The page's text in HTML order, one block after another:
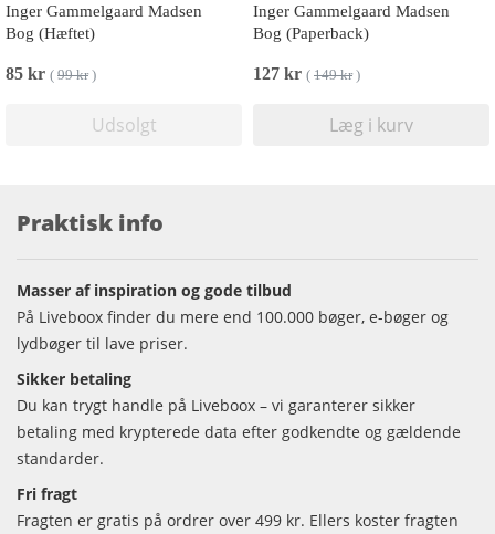
Inger Gammelgaard Madsen
Bog (Hæftet)
85 kr ( 99 kr)
Udsolgt
Inger Gammelgaard Madsen
Bog (Paperback)
127 kr ( 149 kr)
Læg i kurv
Praktisk info
Masser af inspiration og gode tilbud
På Liveboox finder du mere end 100.000 bøger, e-bøger og
lydbøger til lave priser.
Sikker betaling
Du kan trygt handle på Liveboox – vi garanterer sikker
betaling med krypterede data efter godkendte og gældende
standarder.
Fri fragt
Fragten er gratis på ordrer over 499 kr. Ellers koster fragten